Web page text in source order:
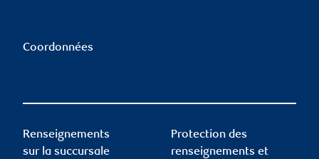
Coordonnées
Renseignements
sur la succursale
Protection des
renseignements et